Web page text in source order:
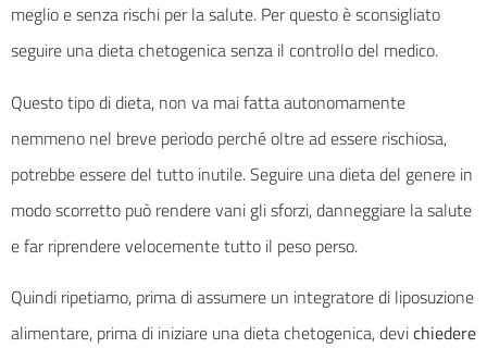
meglio e senza rischi per la salute. Per questo è sconsigliato
seguire una dieta chetogenica senza il controllo del medico.
Questo tipo di dieta, non va mai fatta autonomamente
nemmeno nel breve periodo perché oltre ad essere rischiosa,
potrebbe essere del tutto inutile. Seguire una dieta del genere in
modo scorretto può rendere vani gli sforzi, danneggiare la salute
e far riprendere velocemente tutto il peso perso.
Quindi ripetiamo, prima di assumere un integratore di liposuzione
alimentare, prima di iniziare una dieta chetogenica, devichiedere